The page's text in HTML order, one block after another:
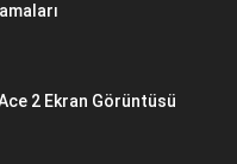
2 Ekran Görüntüsü